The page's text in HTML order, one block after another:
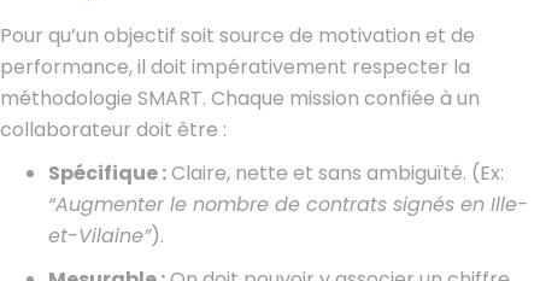
Pour qu’un objectif soit source de motivation et de
performance, il doit impérativement respecter la
méthodologie SMART. Chaque mission confiée à un
collaborateur doit être :
Spécifique :Claire, nette et sans ambiguïté. (Ex:
“Augmenter le nombre de contrats signés en Ille-
et-Vilaine”).